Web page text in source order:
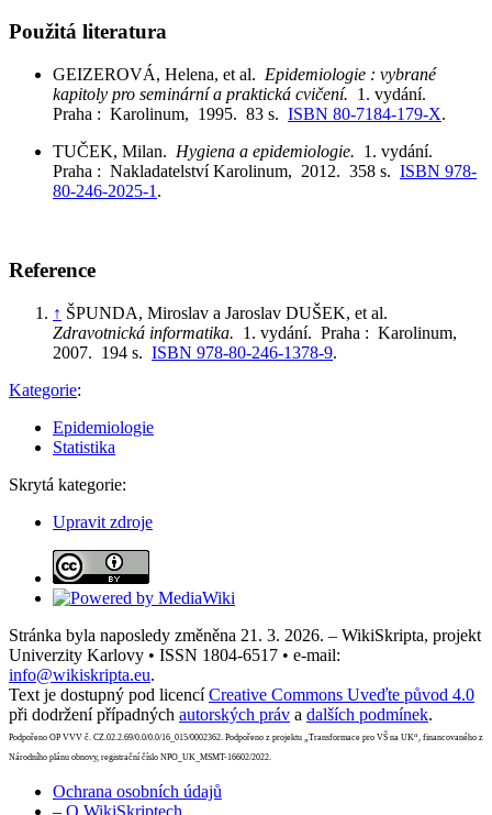
Použitá literatura
GEIZEROVÁ, Helena, et al. Epidemiologie : vybrané
kapitoly pro seminární a praktická cvičení. 1. vydání.
Praha : Karolinum, 1995. 83 s. ISBN 80-7184-179-X.
TUČEK, Milan. Hygiena a epidemiologie. 1. vydání.
Praha : Nakladatelství Karolinum, 2012. 358 s. ISBN 978-
80-246-2025-1 .
Reference
↑ ŠPUNDA, Miroslav a Jaroslav DUŠEK, et al.
Zdravotnická informatika. 1. vydání. Praha : Karolinum,
2007. 194 s. ISBN 978-80-246-1378-9.
Kategorie:
Epidemiologie
Statistika
Skrytá kategorie:
Upravit zdroje
Stránka byla naposledy změněna 21. 3. 2026. – WikiSkripta, projekt
Univerzity Karlovy • ISSN 1804-6517 • e-mail:
info@wikiskripta.eu.
Text je dostupný pod licencíCreative Commons Uveďte původ 4.0
při dodržení případných autorských práv a dalších podmínek.
Podpořeno OP VVV č. CZ.02.2.69/0.0/0.0/16_015/0002362. Podpořeno z projektu „Transformace pro VŠ na UK“, financovaného z
Národního plánu obnovy, registrační číslo NPO_UK_MSMT-16602/2022.
Ochrana osobních údajů